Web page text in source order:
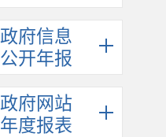
政府信息
公开年报
政府网站
年度报表